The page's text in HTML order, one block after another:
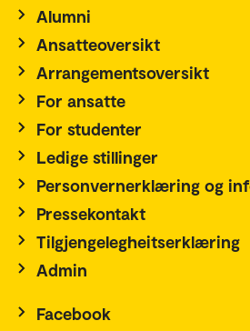
Alumni
Ansatteoversikt
Arrangementsoversikt
For ansatte
For studenter
Ledige stillinger
Personvernerklæring og
Pressekontakt
Tilgjengelegheitserklæring
Admin
Facebook